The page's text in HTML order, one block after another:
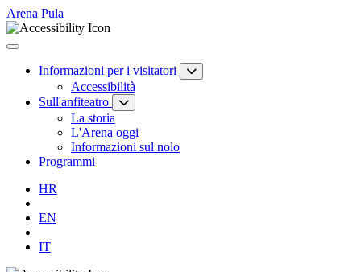
Arena Pula
Informazioni per i visitatori
Accessibilità
Sull'anfiteatro
La storia
L'Arena oggi
Informazioni sul nolo
Programmi
HR
EN
IT